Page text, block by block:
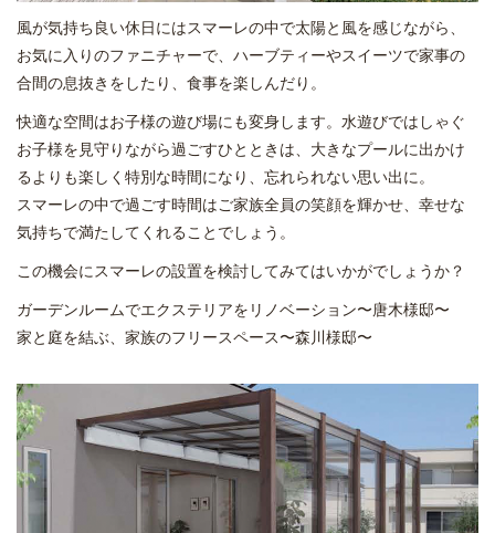
風が気持ち良い休日にはスマーレの中で太陽と風を感じながら、
お気に入りのファニチャーで、ハーブティーやスイーツで家事の
合間の息抜きをしたり、食事を楽しんだり。
快適な空間はお子様の遊び場にも変身します。水遊びではしゃぐ
お子様を見守りながら過ごすひとときは、大きなプールに出かけ
るよりも楽しく特別な時間になり、忘れられない思い出に。
スマーレの中で過ごす時間はご家族全員の笑顔を輝かせ、幸せな
気持ちで満たしてくれることでしょう。
この機会にスマーレの設置を検討してみてはいかがでしょうか？
ガーデンルームでエクステリアをリノベーション〜唐木様邸〜
家と庭を結ぶ、家族のフリースペース〜森川様邸〜